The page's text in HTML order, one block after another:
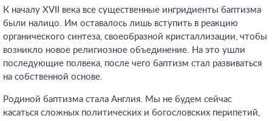
К началу XVII века все существенные ингридиенты баптизма
были налицо. Им оставалось лишь вступить в реакцию
органического синтеза, своеобразной кристаллизации, чтобы
возникло новое религиозное объединение. На это ушли
последующие полвека, после чего баптизм стал развиваться
на собственной основе.
Родиной баптизма стала Англия. Мы не будем сейчас
касаться сложных политических и богословских перипетий,